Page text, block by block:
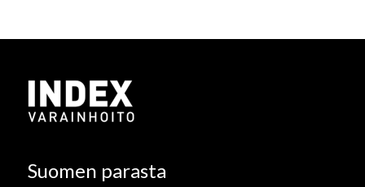
Suomen parasta